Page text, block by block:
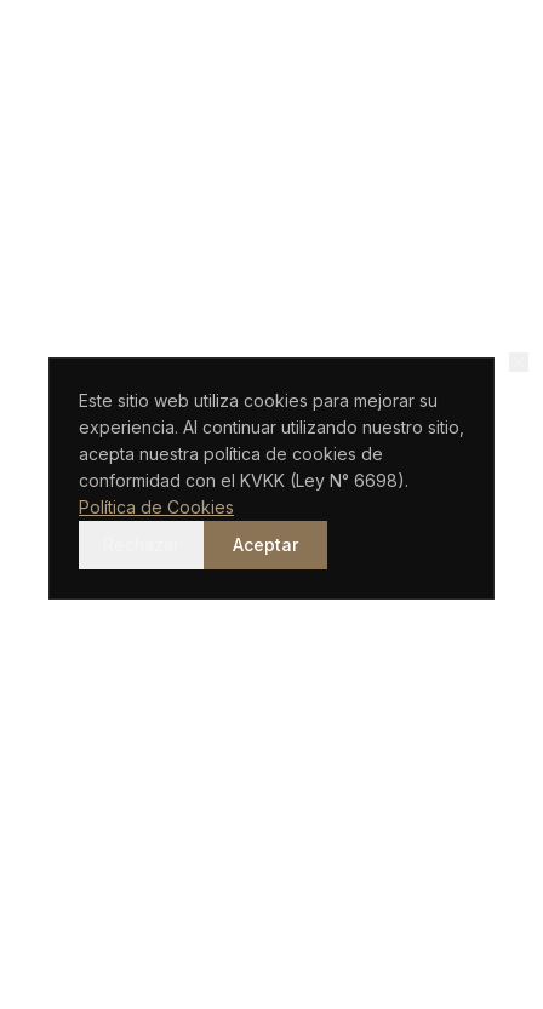
Este sitio web utiliza cookies para mejorar su
experiencia. Al continuar utilizando nuestro sitio,
acepta nuestra política de cookies de
conformidad con el KVKK (Ley N° 6698).
Política de Cookies
Aceptar